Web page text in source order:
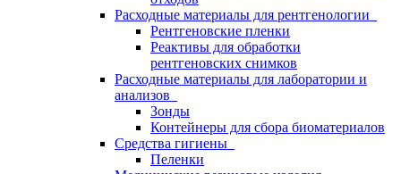
Расходные материалы для рентгенологии
Рентгеновские пленки
Реактивы для обработки
рентгеновских снимков
Расходные материалы для лаборатории и
анализов
Зонды
Контейнеры для сбора биоматериалов
Средства гигиены
Пеленки